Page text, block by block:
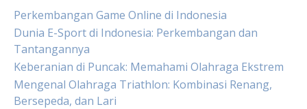
Perkembangan Game Online di Indonesia
Dunia E-Sport di Indonesia: Perkembangan dan
Tantangannya
Keberanian di Puncak: Memahami Olahraga Ekstrem
Mengenal Olahraga Triathlon: Kombinasi Renang,
Bersepeda, dan Lari